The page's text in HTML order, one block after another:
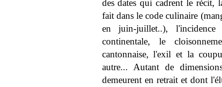
des dates qui cadrent le récit,
fait dans le code culinaire
en juin-juillet..),
continentale, le
cantonnaise, l'exil et la
autre... Autant de
demeurent en retrait et dont